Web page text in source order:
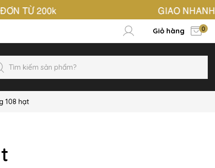
Giỏ hàng 0
108 hạt